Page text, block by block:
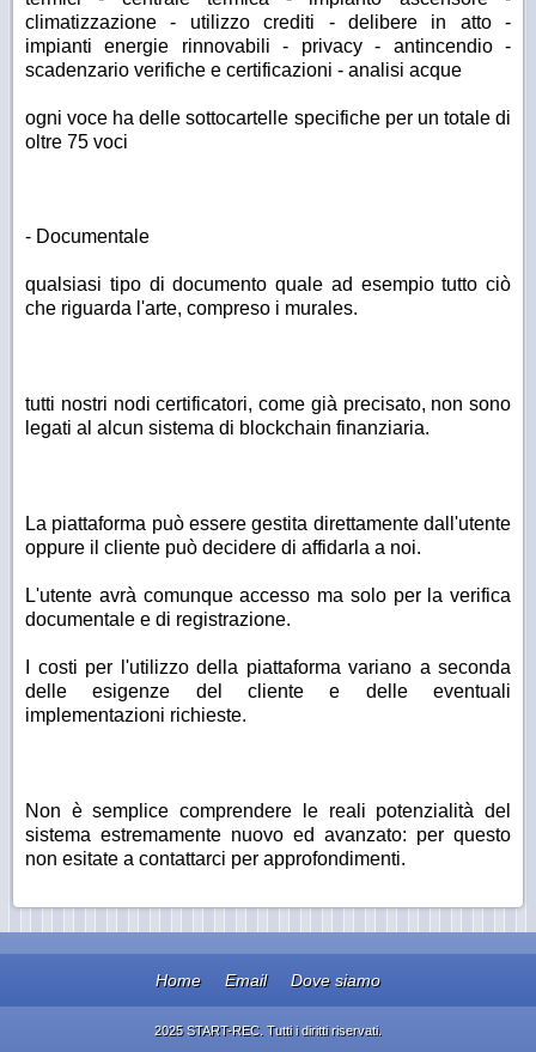
climatizzazione - utilizzo crediti - delibere in atto -
impianti energie rinnovabili - privacy - antincendio -
scadenzario verifiche e certificazioni - analisi acque
ogni voce ha delle sottocartelle specifiche per un totale di
oltre 75 voci
- Documentale
qualsiasi tipo di documento quale ad esempio tutto ciò
che riguarda l'arte, compreso i murales.
tutti nostri nodi certificatori, come già precisato, non sono
legati al alcun sistema di blockchain finanziaria.
La piattaforma può essere gestita direttamente dall'utente
oppure il cliente può decidere di affidarla a noi.
L'utente avrà comunque accesso ma solo per la verifica
documentale e di registrazione.
I costi per l'utilizzo della piattaforma variano a seconda
delle esigenze del cliente e delle eventuali
implementazioni richieste.
Non è semplice comprendere le reali potenzialità del
sistema estremamente nuovo ed avanzato: per questo
non esitate a contattarci per approfondimenti.
Home Email Dove siamo
2025 START-REC. Tutti i diritti riservati.